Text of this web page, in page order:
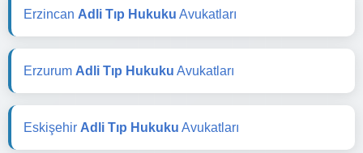
Erzincan Adli Tıp Hukuku Avukatları
Erzurum Adli Tıp Hukuku Avukatları
Eskişehir Adli Tıp Hukuku Avukatları